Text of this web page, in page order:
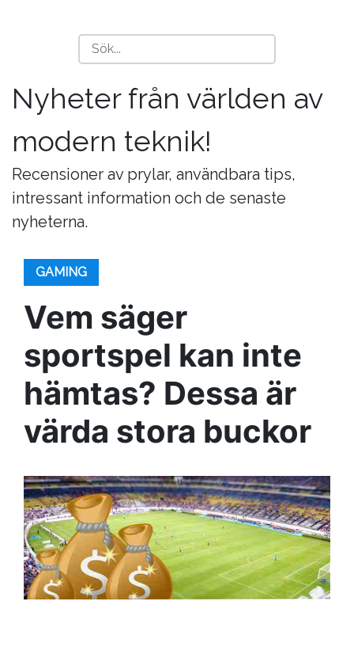
Nyheter från världen av
modern teknik!
Recensioner av prylar, användbara tips,
intressant information och de senaste
nyheterna.
GAMING
Vem säger
sportspel kan inte
hämtas? Dessa är
värda stora buckor